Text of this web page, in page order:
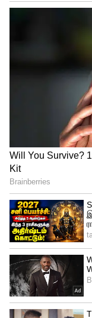
இதையும்
அணிந்தால்
தீருமாம்..!
6